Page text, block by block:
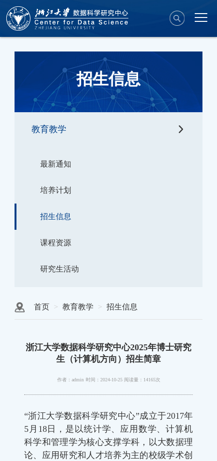
招生信息
教育教学
最新通知
培养计划
招生信息
课程资源
研究生活动
首页 教育教学 招生信息
浙江大学数据科学研究中心2025年博士研究
生（计算机方向）招生简章
作者：admin 时间：2024-10-25 阅读量：14165次
“浙江大学数据科学研究中心”成立于2017年
5月18日，是以统计学、应用数学、计算机
科学和管理学为核心支撑学科，以大数据理
论、应用研究和人才培养为主的校级学术创